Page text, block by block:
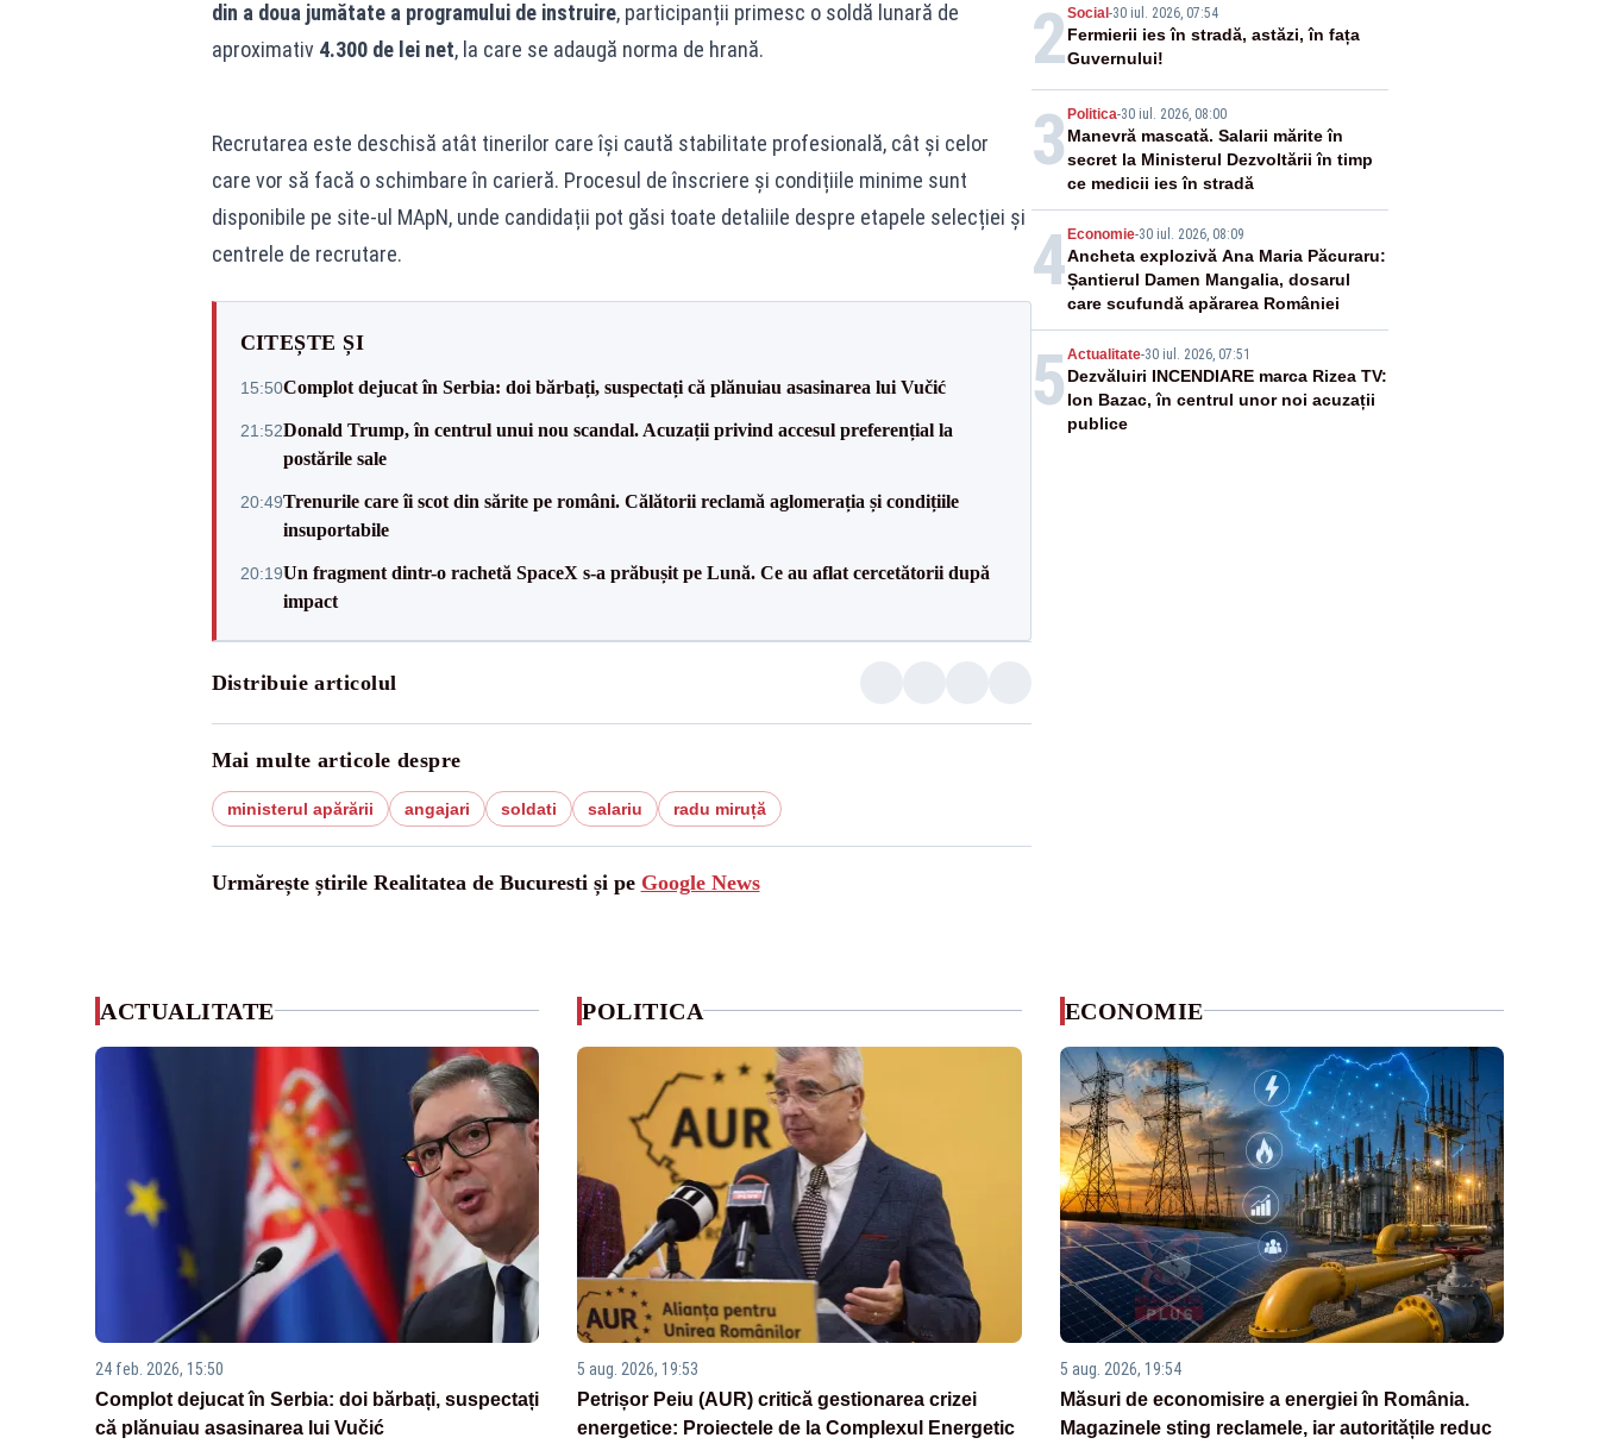
din a doua jumătate a programului de instruire, participanții primesc o soldă lunară de
aproximativ 4.300 de lei net, la care se adaugă norma de hrană.
Recrutarea este deschisă atât tinerilor care își caută stabilitate profesională, cât și celor
care vor să facă o schimbare în carieră. Procesul de înscriere și condițiile minime sunt
disponibile pe site-ul MApN, unde candidații pot găsi toate detaliile despre etapele selecției și
centrele de recrutare.
CITEȘTE ȘI
15:50Complot dejucat în Serbia: doi bărbați, suspectați că plănuiau asasinarea lui Vučić
21:52Donald Trump, în centrul unui nou scandal. Acuzații privind accesul preferențial la
postările sale
20:49Trenurile care îi scot din sărite pe români. Călătorii reclamă aglomerația și condițiile
insuportabile
20:19Un fragment dintr-o rachetă SpaceX s-a prăbușit pe Lună. Ce au aflat cercetătorii după
impact
Distribuie articolul
Mai multe articole despre
ministerul apărării angajari soldati salariu radu miruță
Urmărește știrile Realitatea de Bucuresti și pe Google News
2Social-30 iul. 2026, 07:54
Fermierii ies în stradă, astăzi, în fața
Guvernului!
3 Politica-30 iul. 2026, 08:00
Manevră mascată. Salarii mărite în
secret la Ministerul Dezvoltării în timp
ce medicii ies în stradă
4Economie-30 iul. 2026, 08:09
Ancheta explozivă Ana Maria Păcuraru:
Șantierul Damen Mangalia, dosarul
care scufundă apărarea României
5 Actualitate-30 iul. 2026, 07:51
Dezvăluiri INCENDIARE marca Rizea TV:
Ion Bazac, în centrul unor noi acuzații
publice
ACTUALITATE
24 feb. 2026, 15:50
Complot dejucat în Serbia: doi bărbați, suspectați
că plănuiau asasinarea lui Vučić
POLITICA
5 aug. 2026, 19:53
Petrișor Peiu (AUR) critică gestionarea crizei
energetice: Proiectele de la Complexul Energetic
ECONOMIE
5 aug. 2026, 19:54
Măsuri de economisire a energiei în România.
Magazinele sting reclamele, iar autoritățile reduc